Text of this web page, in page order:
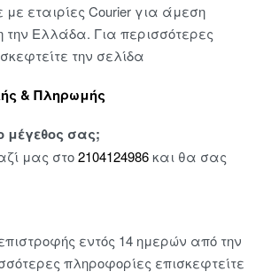
εταιρίες Courier για άμεση
Ελλάδα. Για περισσότερες
την σελίδα
& Πληρωμής
μέγεθος σας;
μας στο2104124986και θα σας
εντός 14 ημερών από την
πληροφορίες επισκεφτείτε